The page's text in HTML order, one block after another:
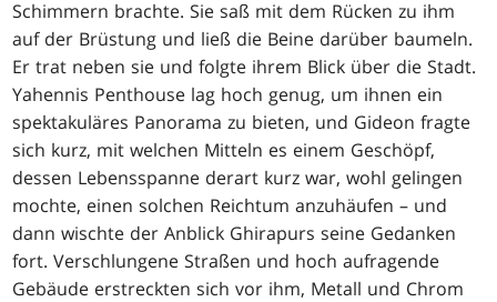
Schimmern brachte. Sie saß mit dem Rücken zu ihm
auf der Brüstung und ließ die Beine darüber baumeln.
Er trat neben sie und folgte ihrem Blick über die Stadt.
Yahennis Penthouse lag hoch genug, um ihnen ein
spektakuläres Panorama zu bieten, und Gideon fragte
sich kurz, mit welchen Mitteln es einem Geschöpf,
dessen Lebensspanne derart kurz war, wohl gelingen
mochte, einen solchen Reichtum anzuhäufen – und
dann wischte der Anblick Ghirapurs seine Gedanken
fort. Verschlungene Straßen und hoch aufragende
Gebäude erstreckten sich vor ihm, Metall und Chrom